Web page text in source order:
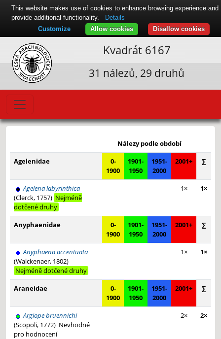
Kvadrát 6167
31 nálezů, 29 druhů
−
Leaflet|© Seznam.cz a.s. a další
Nálezy podle období
Agelenidae
0-
1900
1901-
1950
1951-
2000
2001+ ∑
Agelena labyrinthica
(Clerck, 1757) Nejméně
dotčené druhy
1× 1×
Anyphaenidae
0-
1900
1901-
1950
1951-
2000
2001+ ∑
Anyphaena accentuata
(Walckenaer, 1802)
Nejméně dotčené druhy
1× 1×
Araneidae
0-
1900
1901-
1950
1951-
2000
2001+ ∑
Argiope bruennichi
(Scopoli, 1772) Nevhodné
pro hodnocení
2× 2×
This website makes use of cookies to enhance browsing experience and
provide additional functionality.
Details
Disallow cookies
Allow cookies
Customize